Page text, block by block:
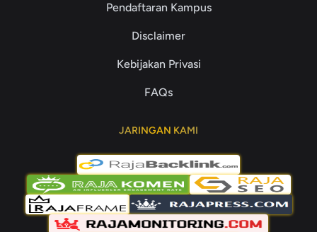
Pendaftaran Kampus
Disclaimer
Kebijakan Privasi
FAQs
JARINGAN KAMI